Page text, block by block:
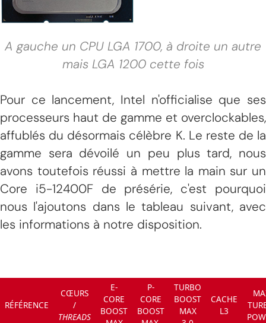
A gauche un CPU LGA 1700, à droite un autre
mais LGA 1200 cette fois
Pour ce lancement, Intel n'officialise que ses
processeurs haut de gamme et overclockables,
affublés du désormais célèbre K. Le reste de la
gamme sera dévoilé un peu plus tard, nous
avons toutefois réussi à mettre la main sur un
Core i5-12400F de présérie, c'est pourquoi
nous l'ajoutons dans le tableau suivant, avec
les informations à notre disposition.
RÉFÉRENCE
CŒURS
/
THREADS
E-
CORE
BOOST
P-
CORE
BOOST
TURBO
BOOST
MAX
CACHE
L3